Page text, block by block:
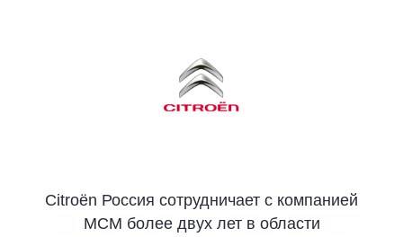
Citroën Россия сотрудничает с компанией
МСМ более двух лет в области